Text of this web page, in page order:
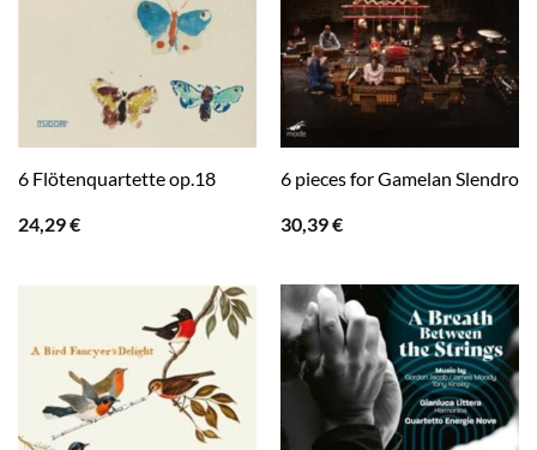
6 Flötenquartette op.18
24,29€
6 pieces for Gamelan Slendro
30,39€